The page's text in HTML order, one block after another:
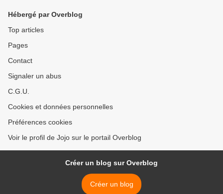
Hébergé par Overblog
Top articles
Pages
Contact
Signaler un abus
C.G.U.
Cookies et données personnelles
Préférences cookies
Voir le profil de Jojo sur le portail Overblog
Créer un blog sur Overblog
Créer un blog